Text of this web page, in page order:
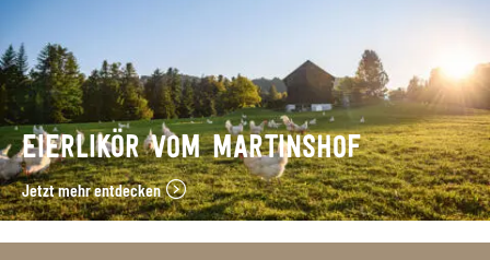
EIERLIKÖR VOM MARTINSHOF
Jetzt mehr entdecken